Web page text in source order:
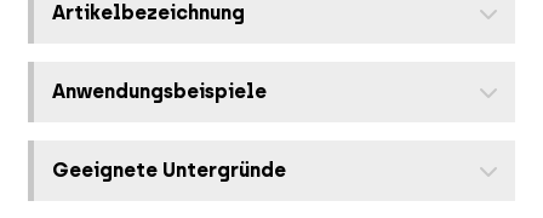
Artikelbezeichnung
Anwendungsbeispiele
Geeignete Untergründe